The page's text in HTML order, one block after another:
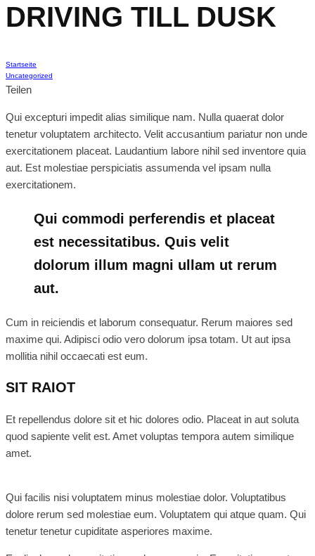
DRIVING TILL DUSK
Startseite
Uncategorized
Teilen
Qui excepturi impedit alias similique nam. Nulla quaerat dolor
tenetur voluptatem architecto. Velit accusantium pariatur non unde
exercitationem placeat. Laudantium labore nihil sed inventore quia
aut. Est molestiae perspiciatis assumenda vel ipsam nulla
exercitationem.
Qui commodi perferendis et placeat
est necessitatibus. Quis velit
dolorum illum magni ullam ut rerum
aut.
Cum in reiciendis et laborum consequatur. Rerum maiores sed
maxime qui. Adipisci odio vero dolorum ipsa totam. Ut aut ipsa
mollitia nihil occaecati est eum.
SIT RAIOT
Et repellendus dolore sit et hic dolores odio. Placeat in aut soluta
quod sapiente velit est. Amet voluptas tempora autem similique
amet.
Qui facilis nisi voluptatem minus molestiae dolor. Voluptatibus
dolore rerum sed molestiae eum. Voluptatem qui atque quam. Qui
tenetur tenetur cupiditate asperiores maxime.